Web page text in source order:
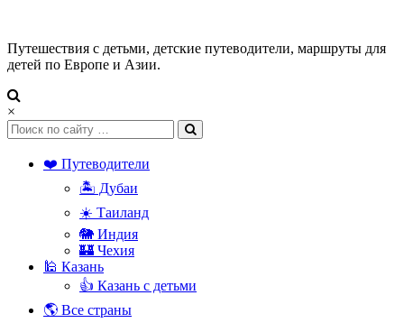
Путешествия с детьми, детские путеводители, маршруты для
детей по Европе и Азии.
×
❤️ Путеводители
🏝️ Дубаи
☀️ Таиланд
🐘 Индия
🏰 Чехия
🕌 Казань
👍 Казань с детьми
🌎 Все страны